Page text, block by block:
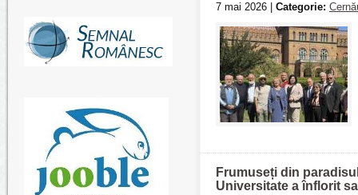
7 mai 2026 | Categorie:
Frumuseți din
Universitate a înflorit